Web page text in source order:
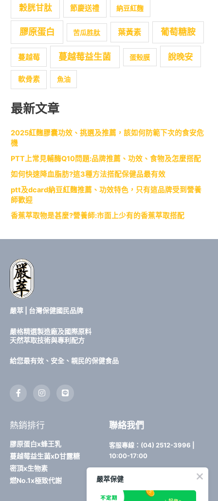
穀胱甘肽 節慶送禮 納豆紅麴
膠原蛋白 苦瓜胜肽 葉黃素 葡萄糖胺
蔓越莓 蔓越莓益生菌 蛋殼膜 說晚安
軟骨素 魚油
最新文章
2025紅麴膠囊功效、挑選及推薦，該如何防範下次的食安危
機
PTT上常見輔酶Q10問題:品牌推薦、功效、食物及怎麼搭配
如何快速降血脂肪?這3種方法搭配保健品最有效
ptt及dcard納豆紅麴推薦、功效特色，只有這品牌受到營養
師歡迎
香蕉萃取物是甚麼?營養師:市面上少有的香蕉萃取搭配
嚴萃 | 台灣保健國民品牌
嚴格精選製造廠及國際原料
天然萃取技術與專利配方
給您最有效、安全、親民的保健食品
F
a
b
o
k
-
f
I
n
a
g
a
m
L
i
熱銷排行
膠原蛋白x蜂王乳
蔓越莓益生菌xD甘露糖
密頂x生物素
燃No.1x極致代謝
聯絡我們
客服專線：(04) 2512-3996 |
10:00-17:00
yentsui.shop@gmail.com
公司地址：台中市豐原區育仁路114
嚴萃保健